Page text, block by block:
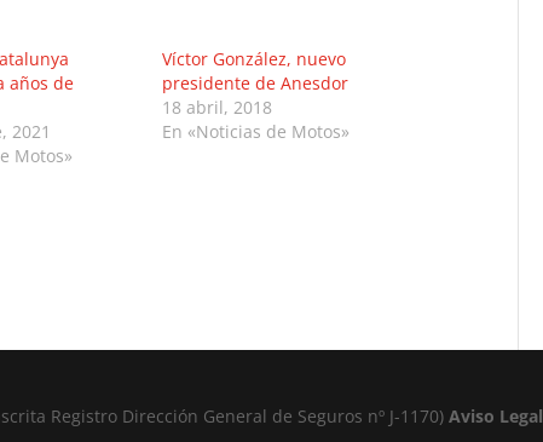
años de
2021
Motos»
Víctor González, nuevo
presidente de Anesdor
18 abril, 2018
En «Noticias de Motos»
Registro Dirección General de Seguros nº J-1170)Aviso Legal